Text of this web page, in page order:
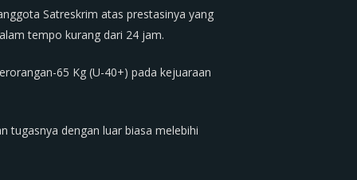
Satreskrim atas prestasinya yang
tempo kurang dari 24 jam.
65 Kg (U-40+) pada kejuaraan
tugasnya dengan luar biasa melebihi